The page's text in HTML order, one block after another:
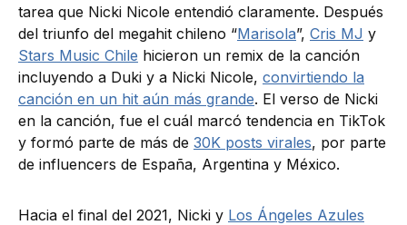
tarea que Nicki Nicole entendió claramente. Después
del triunfo del megahit chileno “Marisola”, Cris MJ y
Stars Music Chile hicieron un remix de la canción
incluyendo a Duki y a Nicki Nicole, convirtiendo la
canción en un hit aún más grande. El verso de Nicki
en la canción, fue el cuál marcó tendencia en TikTok
y formó parte de más de 30K posts virales, por parte
de influencers de España, Argentina y México.
Hacia el final del 2021, Nicki y Los Ángeles Azules